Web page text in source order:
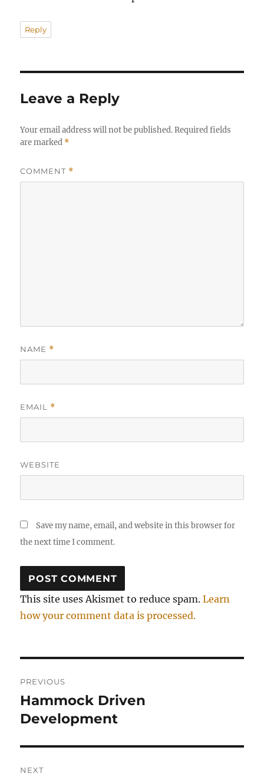
Reply
Leave a Reply
Your email address will not be published. Required fields
are marked *
COMMENT *
NAME *
EMAIL *
WEBSITE
Save my name, email, and website in this browser for
the next time I comment.
This site uses Akismet to reduce spam.Learn
how your comment data is processed.
navigation
PREVIOUS
Previous
post:
Hammock Driven
Development
NEXT